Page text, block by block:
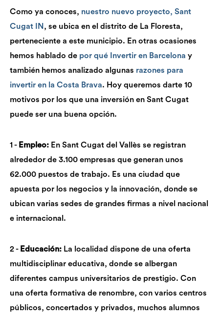
Como ya conoces, nuestro nuevo proyecto, Sant
Cugat IN , se ubica en el distrito de La Floresta,
perteneciente a este municipio. En otras ocasiones
hemos hablado de por qué Invertir en Barcelona y
también hemos analizado algunas razones para
invertir en la Costa Brava. Hoy queremos darte 10
motivos por los que una inversión en Sant Cugat
puede ser una buena opción.
1 - Empleo: En Sant Cugat del Vallès se registran
alrededor de 3.100 empresas que generan unos
62.000 puestos de trabajo. Es una ciudad que
apuesta por los negocios y la innovación, donde se
ubican varias sedes de grandes firmas a nivel nacional
e internacional.
2 - Educación: La localidad dispone de una oferta
multidisciplinar educativa, donde se albergan
diferentes campus universitarios de prestigio. Con
una oferta formativa de renombre, con varios centros
públicos, concertados y privados, muchos alumnos